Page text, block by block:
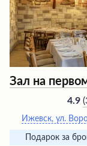
Единственным
домиках в
компенсируется
Зал на
4.9 (
Ижевск, ул.
Подарок за